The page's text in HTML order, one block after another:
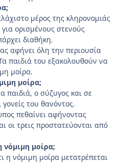
μέρος της κληρονομιάς
ορισμένους στενούς
διαθήκη.
αφήνει όλη την περιουσία
παιδιά του εξακολουθούν να
μοίρα.
μοίρα;
παιδιά, ο σύζυγος και σε
γονείς του θανόντος.
πεθαίνει αφήνοντας
οι τρεις προστατεύονται από
νόμιμη μοίρα;
η νόμιμη μοίρα μετατρέπεται